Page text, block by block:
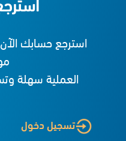
استرجع حسابك
العملية سهلة
تسجيل دخول